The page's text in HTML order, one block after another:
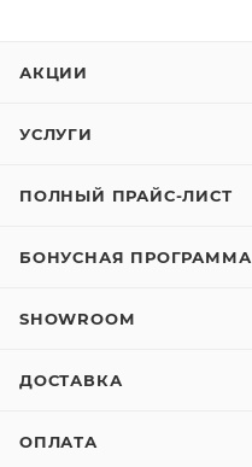
АКЦИИ
УСЛУГИ
ПОЛНЫЙ ПРАЙС-ЛИСТ
БОНУСНАЯ ПРОГРАММА
SHOWROOM
ДОСТАВКА
ОПЛАТА